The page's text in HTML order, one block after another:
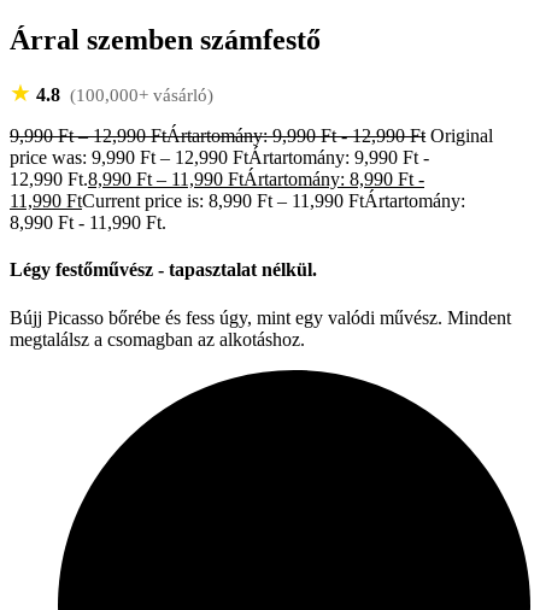
Árral szemben számfestő
★ 4.8 (100,000+ vásárló)
9,990Ft – 12,990FtÁrtartomány: 9,990 Ft - 12,990 Ft Original
price was: 9,990 Ft – 12,990 FtÁrtartomány: 9,990 Ft -
12,990 Ft.8,990 Ft – 11,990 FtÁrtartomány: 8,990 Ft -
11,990 FtCurrent price is: 8,990 Ft – 11,990 FtÁrtartomány:
8,990 Ft - 11,990 Ft.
Légy festőművész - tapasztalat nélkül.
Bújj Picasso bőrébe és fess úgy, mint egy valódi művész. Mindent
megtalálsz a csomagban az alkotáshoz.